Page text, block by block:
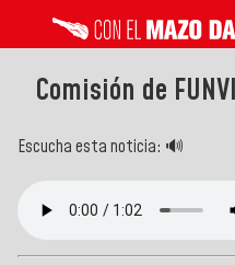
Comisión de
Escucha esta noticia: 🔊